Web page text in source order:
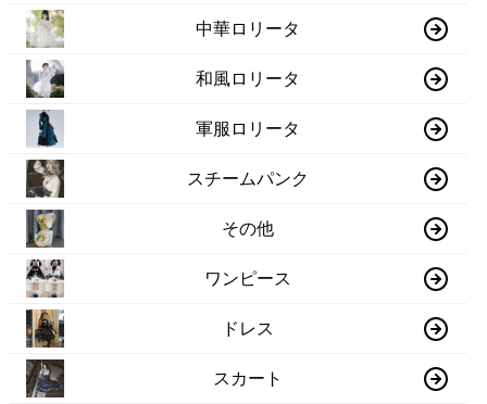
中華ロリータ
和風ロリータ
軍服ロリータ
スチームパンク
その他
ワンピース
ドレス
スカート